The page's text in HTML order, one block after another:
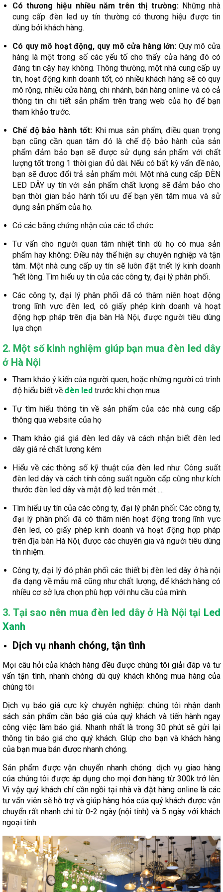
Có thương hiệu nhiều năm trên thị trường: Những nhà
cung cấp đèn led uy tín thường có thương hiệu được tin
dùng bởi khách hàng.
Có quy mô hoạt động, quy mô cửa hàng lớn: Quy mô cửa
hàng là một trong số các yếu tố cho thấy cửa hàng đó có
đáng tin cậy hay không. Thông thường, một nhà cung cấp uy
tín, hoạt động kinh doanh tốt, có nhiều khách hàng sẽ có quy
mô rộng, nhiều cửa hàng, chi nhánh, bán hàng online và có cả
thông tin chi tiết sản phẩm trên trang web của họ để bạn
tham khảo trước.
Chế độ bảo hành tốt:Khi mua sản phẩm, điều quan trọng
bạn cũng cần quan tâm đó là chế độ bảo hành của sản
phẩm đảm bảo bạn sẽ được sử dụng sản phẩm với chất
lượng tốt trong 1 thời gian đủ dài. Nếu có bất kỳ vấn đề nào,
bạn sẽ được đổi trả sản phẩm mới. Một nhà cung cấp ĐÈN
LED DÂY uy tín với sản phẩm chất lượng sẽ đảm bảo cho
bạn thời gian bảo hành tối ưu để bạn yên tâm mua và sử
dụng sản phẩm của họ.
Có các bằng chứng nhận của các tổ chức.
Tư vấn cho người quan tâm nhiệt tình dù họ có mua sản
phẩm hay không: Điều này thể hiện sự chuyên nghiệp và tận
tâm. Một nhà cung cấp uy tín sẽ luôn đặt triết lý kinh doanh
“hết lòng. Tìm hiểu uy tín của các công ty, đại lý phân phối.
Các công ty, đại lý phân phối đã có thâm niên hoạt động
trong lĩnh vực đèn led, có giấy phép kinh doanh và hoạt
động hợp pháp trên địa bàn Hà Nội, được người tiêu dùng
lựa chọn
2. Một số kinh nghiệm giúp bạn mua đèn led dây
ở Hà Nội
Tham khảo ý kiến của người quen, hoặc những người có trình
độ hiểu biết về đèn led trước khi chọn mua
Tự tìm hiểu thông tin về sản phẩm của các nhà cung cấp
thông qua website của họ
Tham khảo giá giá đèn led dây và cách nhận biết đèn led
dây giá rẻ chất lượng kém
Hiểu về các thông số kỹ thuật của đèn led như: Công suất
đèn led dây và cách tính công suất nguồn cấp cũng như kích
thước đèn led dây và mật độ led trên mét ....
Tìm hiểu uy tín của các công ty, đại lý phân phối: Các công ty,
đại lý phân phối đã có thâm niên hoạt động trong lĩnh vực
đèn led, có giấy phép kinh doanh và hoạt động hợp pháp
trên địa bàn Hà Nội, được các chuyên gia và người tiêu dùng
tín nhiệm.
Công ty, đại lý đó phân phối các thiết bị đèn led dây ở hà nội
đa dạng về mẫu mã cũng như chất lượng, để khách hàng có
nhiều cơ sở lựa chọn phù hợp với nhu cầu của mình.
3. Tại sao nên mua đèn led dây ở Hà Nội tại Led
Xanh
Dịch vụ nhanh chóng, tận tình
Mọi câu hỏi của khách hàng đều được chúng tôi giải đáp và tư
vấn tận tình, nhanh chóng dù quý khách không mua hàng của
chúng tôi
Dịch vụ báo giá cực kỳ chuyên nghiệp: chúng tôi nhận danh
sách sản phẩm cần báo giá của quý khách và tiến hành ngay
công việc làm báo giá. Nhanh nhất là trong 30 phút sẽ gửi lại
thông tin báo giá cho quý khách. GIúp cho bạn và khách hàng
của bạn mua bán được nhanh chóng.
Sản phẩm được vận chuyển nhanh chóng: dịch vụ giao hàng
của chúng tôi được áp dụng cho mọi đơn hàng từ 300k trở lên.
Vì vậy quý khách chỉ cần ngồi tại nhà và đặt hàng online là các
tư vấn viên sẽ hỗ trợ và giúp hàng hóa của quý khách được vận
chuyển rất nhanh chỉ từ 0-2 ngày (nội tỉnh) và 5 ngày với khách
ngoại tỉnh